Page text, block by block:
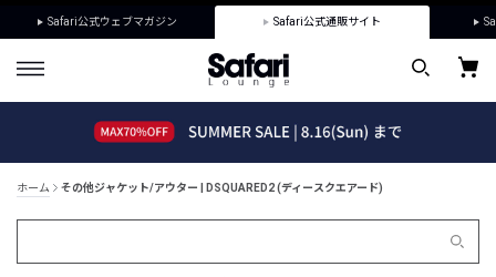
Safari公式ウェブマガジン Safari公式通販サイト
ホーム その他ジャケット/アウター | DSQUARED2 (ディースクエアード)